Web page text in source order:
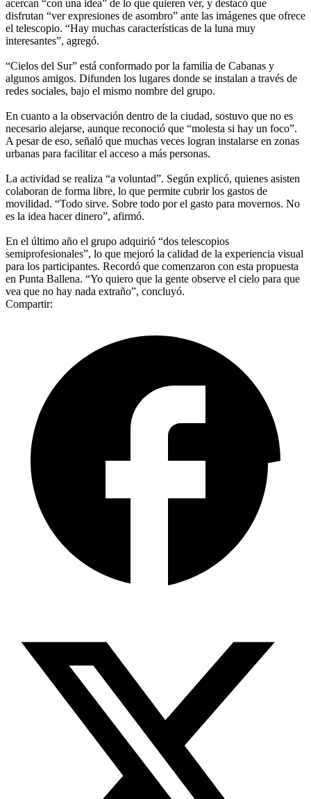
acercan “con una idea” de lo que quieren ver, y destacó que
disfrutan “ver expresiones de asombro” ante las imágenes que ofrece
el telescopio. “Hay muchas características de la luna muy
interesantes”, agregó.
“Cielos del Sur” está conformado por la familia de Cabanas y
algunos amigos. Difunden los lugares donde se instalan a través de
redes sociales, bajo el mismo nombre del grupo.
En cuanto a la observación dentro de la ciudad, sostuvo que no es
necesario alejarse, aunque reconoció que “molesta si hay un foco”.
A pesar de eso, señaló que muchas veces logran instalarse en zonas
urbanas para facilitar el acceso a más personas.
La actividad se realiza “a voluntad”. Según explicó, quienes asisten
colaboran de forma libre, lo que permite cubrir los gastos de
movilidad. “Todo sirve. Sobre todo por el gasto para movernos. No
es la idea hacer dinero”, afirmó.
En el último año el grupo adquirió “dos telescopios
semiprofesionales”, lo que mejoró la calidad de la experiencia visual
para los participantes. Recordó que comenzaron con esta propuesta
en Punta Ballena. “Yo quiero que la gente observe el cielo para que
vea que no hay nada extraño”, concluyó.
Compartir: